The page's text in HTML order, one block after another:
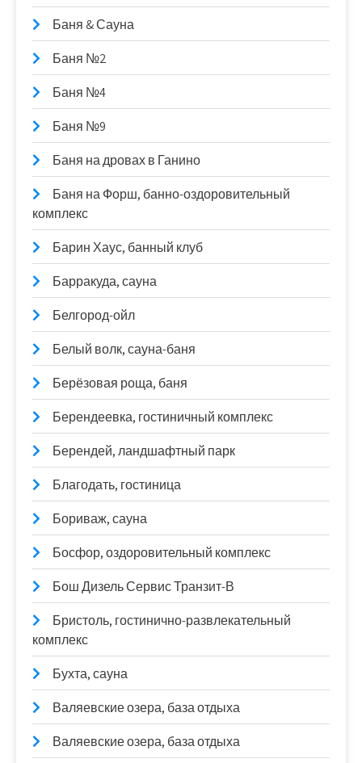
Баня & Сауна
Баня №2
Баня №4
Баня №9
Баня на дровах в Ганино
Баня на Форш, банно-оздоровительный
комплекс
Барин Хаус, банный клуб
Барракуда, сауна
Белгород-ойл
Белый волк, сауна-баня
Берёзовая роща, баня
Берендеевка, гостиничный комплекс
Берендей, ландшафтный парк
Благодать, гостиница
Бориваж, сауна
Босфор, оздоровительный комплекс
Бош Дизель Сервис Транзит-В
Бристоль, гостинично-развлекательный
комплекс
Бухта, сауна
Валяевские озера, база отдыха
Валяевские озера, база отдыха